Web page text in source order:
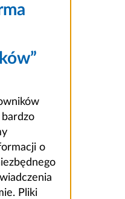
o
Pliki